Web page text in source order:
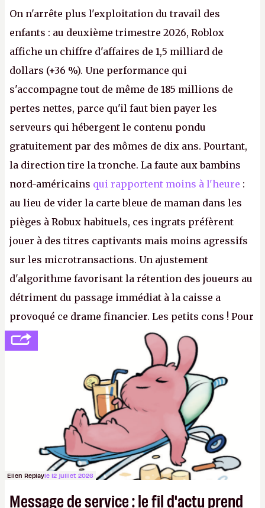
On n'arrête plus l'exploitation du travail des
enfants : au deuxième trimestre 2026, Roblox
affiche un chiffre d'affaires de 1,5 milliard de
dollars (+36 %). Une performance qui
s'accompagne tout de même de 185 millions de
pertes nettes, parce qu'il faut bien payer les
serveurs qui hébergent le contenu pondu
gratuitement par des mômes de dix ans. Pourtant,
la direction tire la tronche. La faute aux bambins
nord-américains qui rapportent moins à l'heure :
au lieu de vider la carte bleue de maman dans les
pièges à Robux habituels, ces ingrats préfèrent
jouer à des titres captivants mais moins agressifs
sur les microtransactions. Un ajustement
d'algorithme favorisant la rétention des joueurs au
détriment du passage immédiat à la caisse a
provoqué ce drame financier. Les petits cons ! Pour
se consoler, le PDG David Baszucki peut compter
sur le déblocage du jeu en Russie et l'explosion des
joueurs majeurs (+32 %). L'avenir appartient donc
aux adultes, qui ne sont jamais que des enfants
avec du pouvoir d'achat.P.
Ellen Replayle 12 juillet 2026
Message de service : le fil d'actu prend